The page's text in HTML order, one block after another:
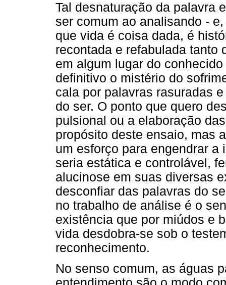
Tal desnaturação da palavra
ser comum ao analisando -
que vida é coisa dada, é
recontada e refabulada tanto
em algum lugar do
definitivo o mistério do
cala por palavras rasuradas
do ser. O ponto que quero
pulsional ou a elaboração
propósito deste ensaio, mas
um esforço para engendrar
seria estática e controlável,
alucinose em suas diversas
desconfiar das palavras do
no trabalho de análise é o
existência que por miúdos e
vida desdobra-se sob o
reconhecimento.
No senso comum, as águas